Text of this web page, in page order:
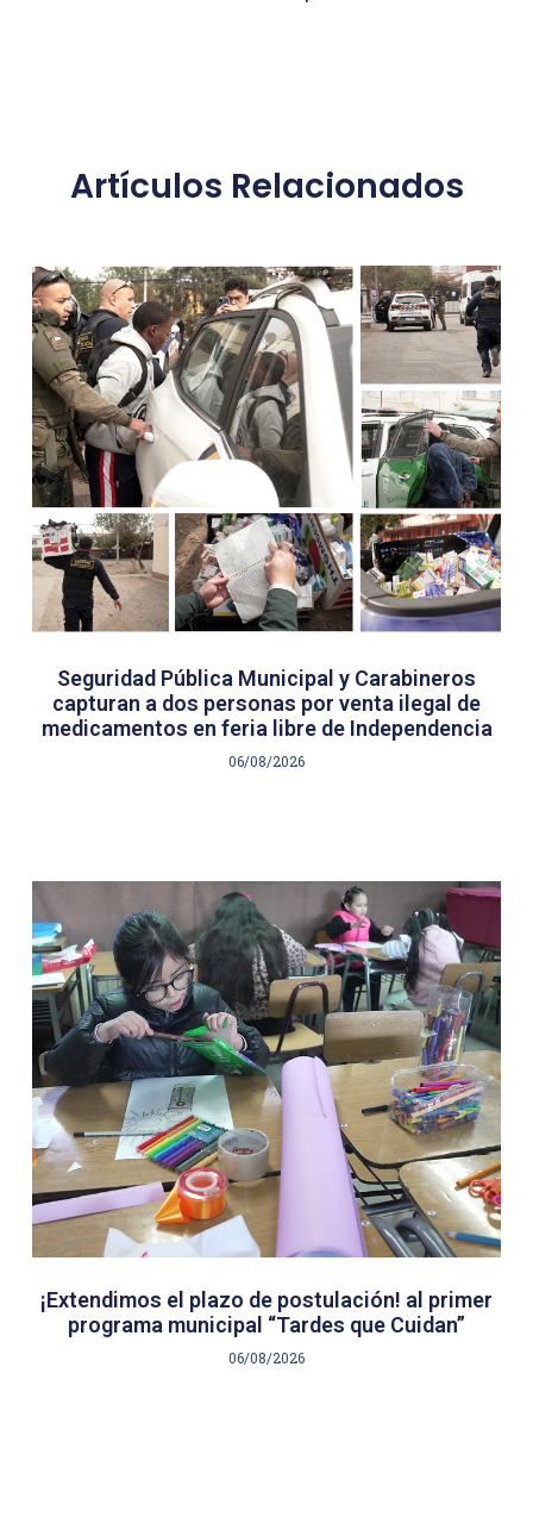
Artículos Relacionados
Seguridad Pública Municipal y Carabineros
capturan a dos personas por venta ilegal de
medicamentos en feria libre de Independencia
06/08/2026
¡Extendimos el plazo de postulación! al primer
programa municipal “Tardes que Cuidan”
06/08/2026